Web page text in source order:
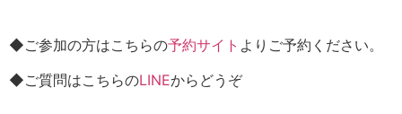
◆ご参加の方はこちらの予約サイト よりご予約ください。
◆ご質問はこちらのLINEからどうぞ